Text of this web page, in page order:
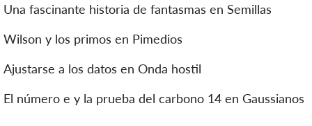
Una fascinante historia de fantasmas en Semillas
Wilson y los primos en Pimedios
Ajustarse a los datos en Onda hostil
El número e y la prueba del carbono 14 en Gaussianos